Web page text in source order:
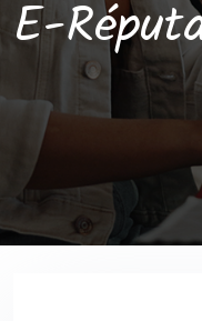
E-